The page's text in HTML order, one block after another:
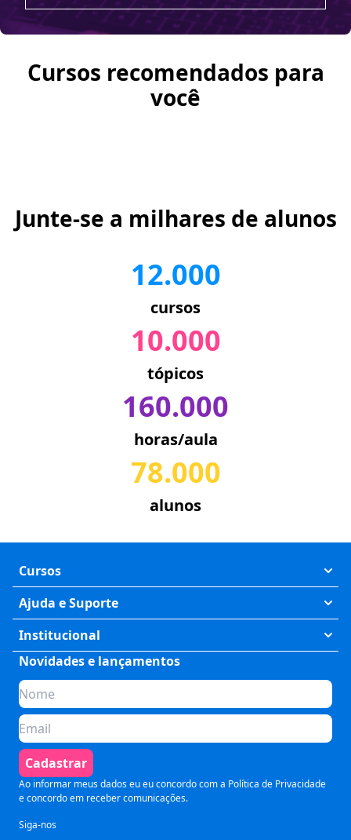
Cursos recomendados para
você
Junte-se a milhares de alunos
12.000
cursos
10.000
tópicos
160.000
horas/aula
78.000
alunos
Cursos
Exatas
Humanas
Saúde
Tecnologia
Preparatórios
Comunicação
Pós Graduação
Ajuda e Suporte
Meus Cursos
Fale Conosco
Perguntas Frequentes
Formas de Pagamento
Política de Cancelamento
Termos de Uso
Segurança e Privacidade
Institucional
Quem somos
Planos de assinatura
Para Empresas
Seja um parceiro
Blog
Novidades e lançamentos
Cadastrar
Ao informar meus dados eu eu concordo com a Política de Privacidade
e concordo em receber comunicações.
Siga-nos